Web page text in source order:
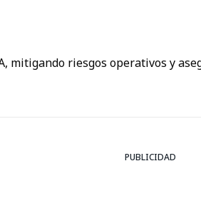
mitigando riesgos operativos y
PUBLICIDAD